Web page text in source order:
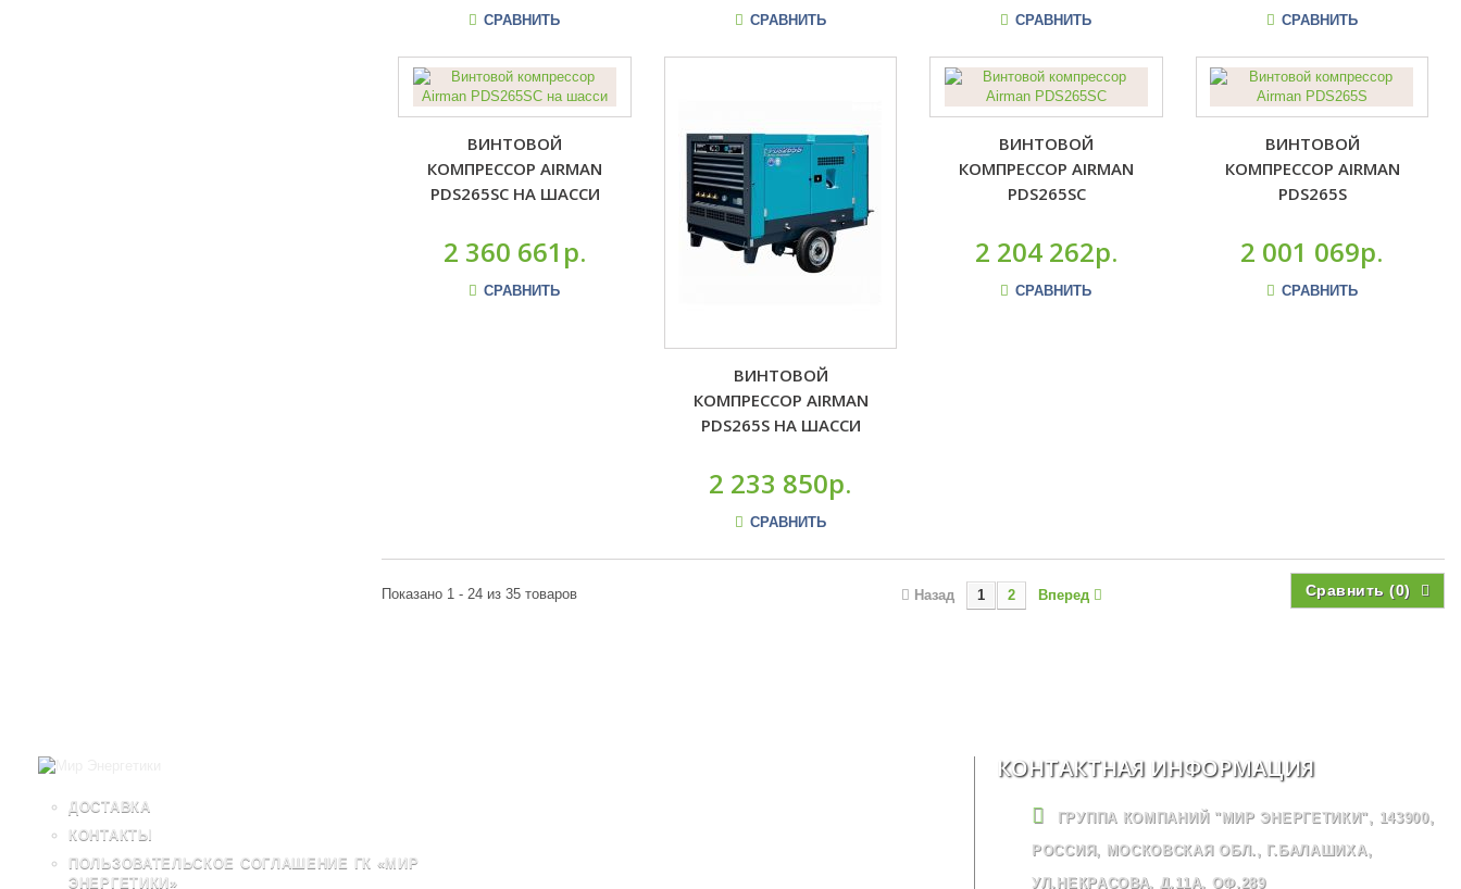
СРАВНИТЬ СРАВНИТЬ СРАВНИТЬ СРАВНИТЬ
ВИНТОВОЙ
КОМПРЕССОР AIRMAN
PDS265SC НА ШАССИ
2 360 661р.
СРАВНИТЬ
ВИНТОВОЙ
КОМПРЕССОР AIRMAN
PDS265S НА ШАССИ
2 233 850р.
СРАВНИТЬ
ВИНТОВОЙ
КОМПРЕССОР AIRMAN
PDS265SC
2 204 262р.
СРАВНИТЬ
ВИНТОВОЙ
КОМПРЕССОР AIRMAN
PDS265S
2 001 069р.
СРАВНИТЬ
Сравнить (0)
Назад 1 2 Вперед
Показано 1 - 24 из 35 товаров
ДОСТАВКА
КОНТАКТЫ
ПОЛЬЗОВАТЕЛЬСКОЕ СОГЛАШЕНИЕ ГК «МИР
ЭНЕРГЕТИКИ»
КОНТАКТНАЯ ИНФОРМАЦИЯ
ГРУППА КОМПАНИЙ "МИР ЭНЕРГЕТИКИ", 143900,
РОССИЯ, МОСКОВСКАЯ ОБЛ., Г.БАЛАШИХА,
УЛ.НЕКРАСОВА, Д.11А, ОФ.289